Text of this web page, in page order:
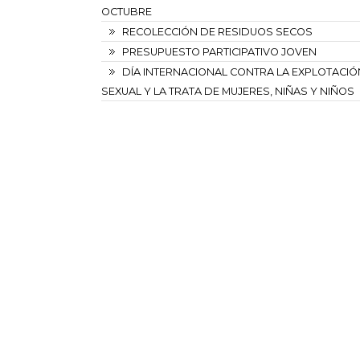
OCTUBRE
RECOLECCIÓN DE RESIDUOS SECOS
PRESUPUESTO PARTICIPATIVO JOVEN
DÍA INTERNACIONAL CONTRA LA
SEXUAL Y LA TRATA DE MUJERES, NIÑAS Y NIÑOS